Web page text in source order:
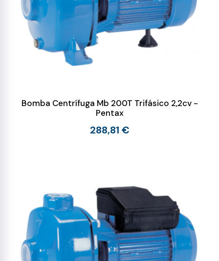
Bomba Centrífuga Mb 200T Trifásico 2,2cv -
Pentax
288,81 €